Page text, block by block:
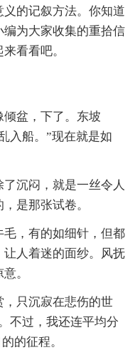
的记叙方法。你知道
为大家收集的重拾信
看看吧。
盆，下了。东坡
入船。”现在就是如
沉闷，就是一丝令人
是那张试卷。
，有的如细针，但都
人着迷的面纱。风抚
。
只沉寂在悲伤的世
不过，我还连平均分
的征程。